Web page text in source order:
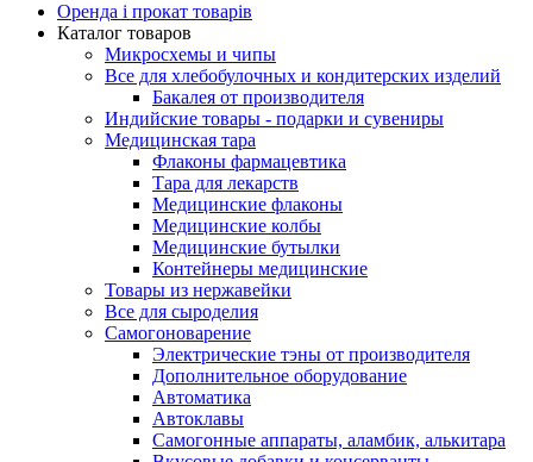
Оренда і прокат товарів
Каталог товаров
Микросхемы и чипы
Все для хлебобулочных и кондитерских изделий
Бакалея от производителя
Индийские товары - подарки и сувениры
Медицинская тара
Флаконы фармацевтика
Тара для лекарств
Медицинские флаконы
Медицинские колбы
Медицинские бутылки
Контейнеры медицинские
Товары из нержавейки
Все для сыроделия
Самогоноварение
Электрические тэны от производителя
Дополнительное оборудование
Автоматика
Автоклавы
Самогонные аппараты, аламбик, алькитара